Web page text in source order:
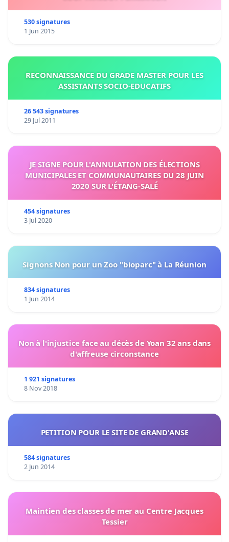
530 signatures
1 Jun 2015
RECONNAISSANCE DU GRADE MASTER POUR LES
ASSISTANTS SOCIO-EDUCATIFS
26 543 signatures
29 Jul 2011
JE SIGNE POUR L'ANNULATION DES ÉLECTIONS
MUNICIPALES ET COMMUNAUTAIRES DU 28 JUIN
2020 SUR L'ÉTANG-SALÉ
454 signatures
3 Jul 2020
Signons Non pour un Zoo "bioparc" à La Réunion
834 signatures
1 Jun 2014
Non à l'injustice face au décès de Yoan 32 ans dans
d'affreuse circonstance
1 921 signatures
8 Nov 2018
PETITION POUR LE SITE DE GRAND'ANSE
584 signatures
2 Jun 2014
Maintien des classes de mer au Centre Jacques
Tessier